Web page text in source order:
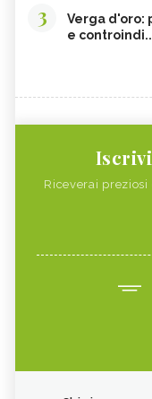
3
Verga d'oro:
e
Riceverai